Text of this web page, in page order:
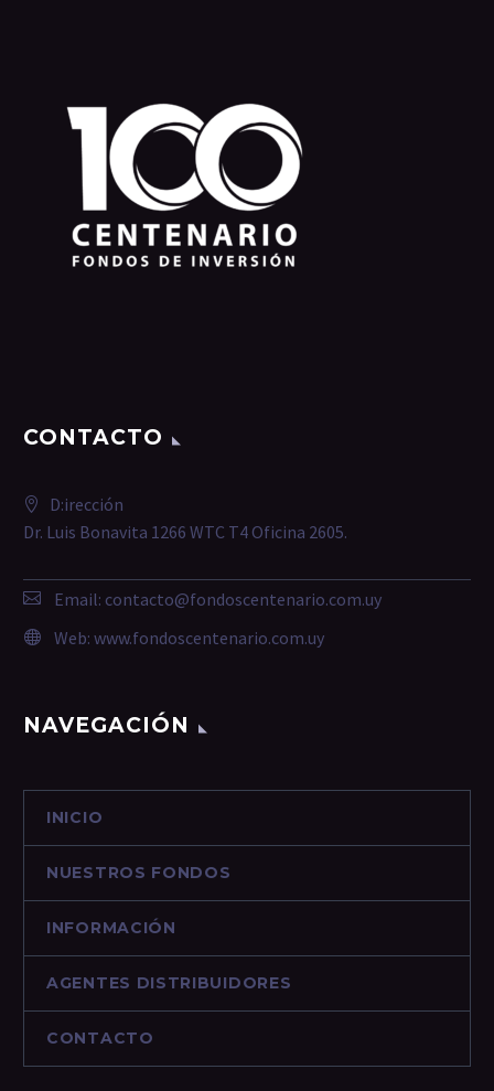
CONTACTO
D:irección
Dr. Luis Bonavita 1266 WTC T4 Oficina 2605.
Email: contacto@fondoscentenario.com.uy
Web: www.fondoscentenario.com.uy
NAVEGACIÓN
INICIO
NUESTROS FONDOS
INFORMACIÓN
AGENTES DISTRIBUIDORES
CONTACTO